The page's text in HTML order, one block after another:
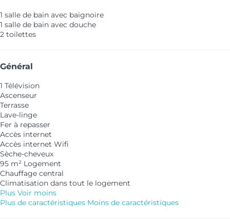
1 salle de bain avec baignoire
1 salle de bain avec douche
2 toilettes
Général
1 Télévision
Ascenseur
Terrasse
Lave-linge
Fer à repasser
Accès internet
Accès internet Wifi
Sèche-cheveux
95 m² Logement
Chauffage central
Climatisation dans tout le logement
Plus Voir moins
Plus de caractéristiques Moins de caractéristiques